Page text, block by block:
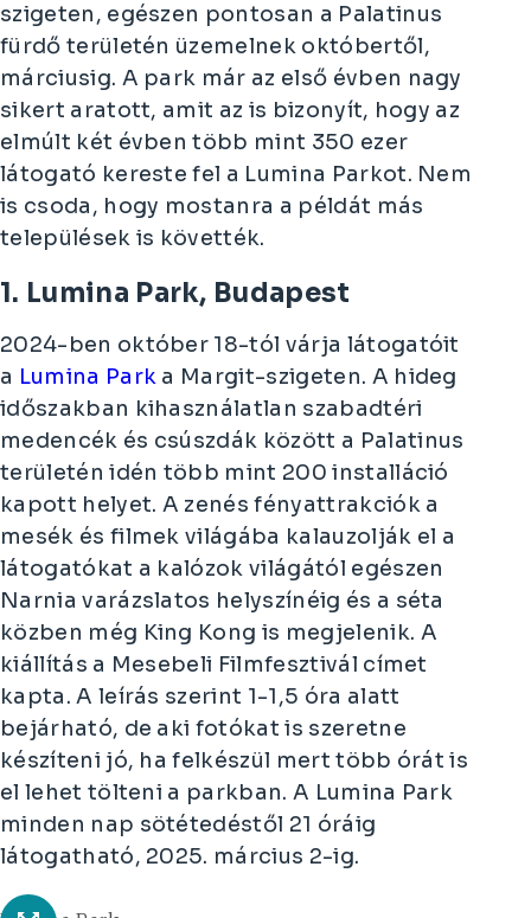
szigeten, egészen pontosan a Palatinus
fürdő területén üzemelnek októbertől,
márciusig. A park már az első évben nagy
sikert aratott, amit az is bizonyít, hogy az
elmúlt két évben több mint 350 ezer
látogató kereste fel a Lumina Parkot. Nem
is csoda, hogy mostanra a példát más
települések is követték.
1. Lumina Park, Budapest
2024-ben október 18-tól várja látogatóit
a Lumina Park a Margit-szigeten. A hideg
időszakban kihasználatlan szabadtéri
medencék és csúszdák között a Palatinus
területén idén több mint 200 installáció
kapott helyet. A zenés fényattrakciók a
mesék és filmek világába kalauzolják el a
látogatókat a kalózok világától egészen
Narnia varázslatos helyszínéig és a séta
közben még King Kong is megjelenik. A
kiállítás a Mesebeli Filmfesztivál címet
kapta. A leírás szerint 1-1,5 óra alatt
bejárható, de aki fotókat is szeretne
készíteni jó, ha felkészül mert több órát is
el lehet tölteni a parkban. A Lumina Park
minden nap sötétedéstől 21 óráig
látogatható, 2025. március 2-ig.